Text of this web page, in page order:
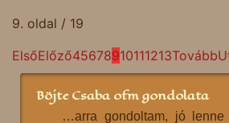
9. oldal / 19
ElsőElőző45678910111213Tovább
Böjte Csaba ofm gondolata
…arra gondoltam, jó lenne